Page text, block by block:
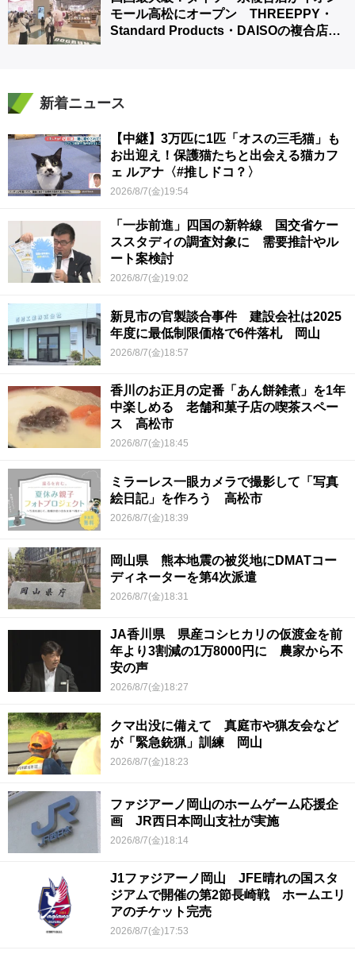
モール高松にオープン THREEPPY・
Standard Products・DAISOの複合店は
新着ニュース
【中継】3万匹に1匹「オスの三毛猫」も
お出迎え！保護猫たちと出会える猫カフ
ェ ルアナ〈#推しドコ？〉
2026/8/7(金)19:54
「一歩前進」四国の新幹線 国交省ケー
ススタディの調査対象に 需要推計やル
ート案検討
2026/8/7(金)19:02
新見市の官製談合事件 建設会社は2025
年度に最低制限価格で6件落札 岡山
2026/8/7(金)18:57
香川のお正月の定番「あん餅雑煮」を1年
中楽しめる 老舗和菓子店の喫茶スペー
ス 高松市
2026/8/7(金)18:45
ミラーレス一眼カメラで撮影して「写真
絵日記」を作ろう 高松市
2026/8/7(金)18:39
岡山県 熊本地震の被災地にDMATコー
ディネーターを第4次派遣
2026/8/7(金)18:31
JA香川県 県産コシヒカリの仮渡金を前
年より3割減の1万8000円に 農家から不
安の声
2026/8/7(金)18:27
クマ出没に備えて 真庭市や猟友会など
が「緊急銃猟」訓練 岡山
2026/8/7(金)18:23
ファジアーノ岡山のホームゲーム応援企
画 JR西日本岡山支社が実施
2026/8/7(金)18:14
J1ファジアーノ岡山 JFE晴れの国スタ
ジアムで開催の第2節長崎戦 ホームエリ
アのチケット完売
2026/8/7(金)17:53